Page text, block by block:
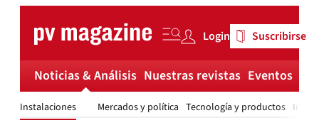
content
Login Suscribirse
Noticias & Análisis
Mercados y política Tecnología y productos
Instalaciones
Nuestras revistas Eventos